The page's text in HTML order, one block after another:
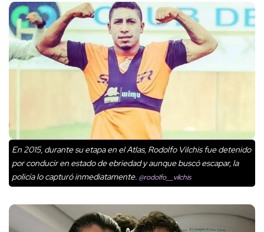
En 2015, durante su etapa en el Atlas, Rodolfo Vilchis fue detenido
por conducir en estado de ebriedad y aunque buscó escapar, la
policía lo capturó inmediatamente. @rodolfo__vilchis